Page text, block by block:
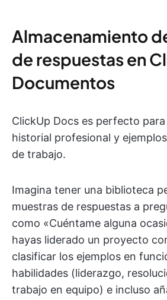
Almacenamiento
de respuestas en
Documentos
ClickUp Docs es perfecto
historial profesional y
de trabajo.
Imagina tener una biblioteca
muestras de respuestas a
como «Cuéntame alguna
hayas liderado un proyecto
clasificar los ejemplos en
habilidades (liderazgo,
trabajo en equipo) e incluso